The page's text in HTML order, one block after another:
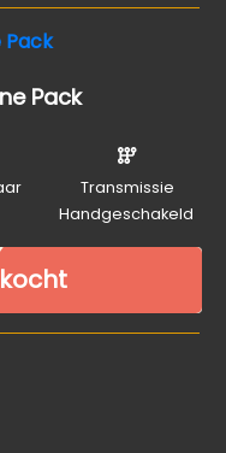
Pack
Transmissie
Handgeschakeld